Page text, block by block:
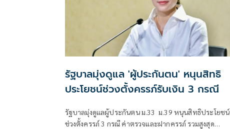
รัฐบาลมุ่งดูแล 'ผู้ประกันตน' หนุนสิทธิ
ประโยชน์ช่วงตั้งครรภ์รับเงิน 3 กรณี
รัฐบาลมุ่งดูแลผู้ประกันตน ม.33 ม.39 หนุนสิทธิประโยชน์
ช่วงตั้งครรภ์ 3 กรณี ค่าตรวจและฝากครรภ์ รวมสูงสุด